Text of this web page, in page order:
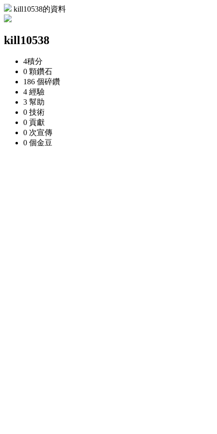
kill10538的資料
kill10538
4積分
0 顆鑽石
186 個碎鑽
4 經驗
3 幫助
0 技術
0 貢獻
0 次宣傳
0 個金豆